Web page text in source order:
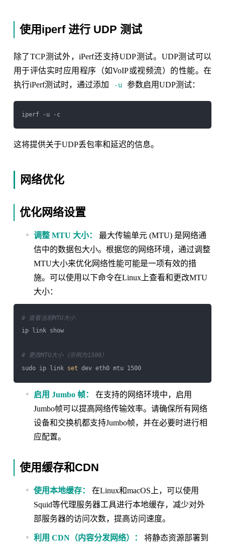
使用iperf 进行 UDP 测试
除了TCP测试外，iPerf还支持UDP测试。UDP测试可以
用于评估实时应用程序（如VoIP或视频流）的性能。在
执行iPerf测试时，通过添加
-u 参数启用UDP测试：
这将提供关于UDP丢包率和延迟的信息。
网络优化
优化网络设置
调整 MTU 大小：
最大传输单元 (MTU) 是网络通
信中的数据包大小。根据您的网络环境，通过调整
MTU大小来优化网络性能可能是一项有效的措
施。可以使用以下命令在Linux上查看和更改MTU
大小：
# 查看当前MTU大小
ip link show
# 更改MTU大小（示例为1500）
sudo ip link set dev eth0 mtu 1500
启用 Jumbo 帧：
在支持的网络环境中，启用
Jumbo帧可以提高网络传输效率。请确保所有网络
设备和交换机都支持Jumbo帧，并在必要时进行相
应配置。
使用缓存和CDN
使用本地缓存：
在Linux和macOS上，可以使用
Squid等代理服务器工具进行本地缓存，减少对外
部服务器的访问次数，提高访问速度。
利用 CDN（内容分发网络）： 将静态资源部署到